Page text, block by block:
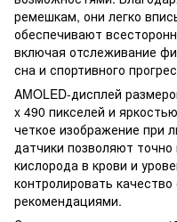
ремешкам, они легко
обеспечивают
включая отслеживание
сна и спортивного
AMOLED-дисплей
x 490 пикселей и
четкое изображение при
датчики позволяют
кислорода в крови и
контролировать
рекомендациями.